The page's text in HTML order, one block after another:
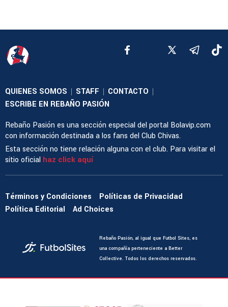
QUIENES SOMOS | STAFF | CONTACTO |
ESCRIBE EN REBAÑO PASIÓN
Rebaño Pasión es una sección especial del portal Bolavip.com
con información destinada a los fans del Club Chivas.
Esta sección no tiene relación alguna con el club. Para visitar el
sitio oficial haz click aquí
Términos y Condiciones
Políticas de Privacidad
Política Editorial
Ad Choices
Rebaño Pasión, al igual que Futbol Sites, es
una compañía perteneciente a Better
Collective. Todos los derechos reservados.